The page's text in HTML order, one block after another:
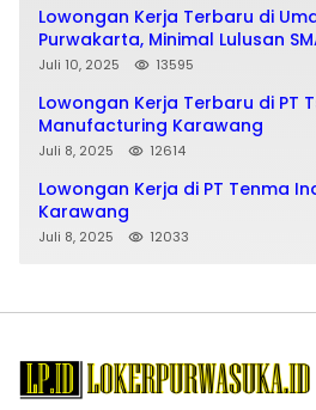
Lowongan Kerja Terbaru di
Purwakarta, Minimal Lulusan
Juli 10, 2025 13595
Lowongan Kerja Terbaru di PT
Manufacturing Karawang
Juli 8, 2025 12614
Lowongan Kerja di PT Tenma
Karawang
Juli 8, 2025 12033